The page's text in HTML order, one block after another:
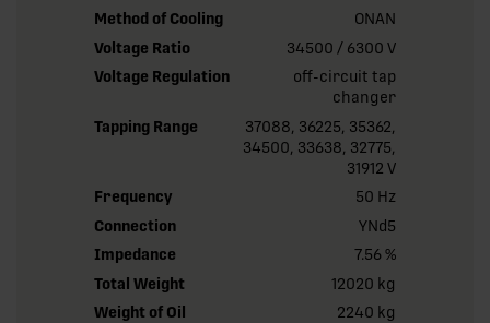
Method of Cooling
ONAN
Voltage Ratio
34500 / 6300 V
Voltage Regulation
off-circuit tap
changer
Tapping Range
37088, 36225, 35362,
34500, 33638, 32775,
31912 V
Frequency
50 Hz
Connection
YNd5
Impedance
7.56 %
Total Weight
12020 kg
Weight of Oil
2240 kg